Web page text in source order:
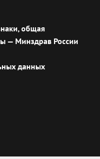
общая
— Минздрав России
данных